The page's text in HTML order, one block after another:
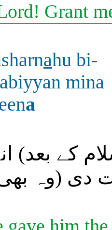
Grant
ahu bi-
mina
a
کے بعد)
دی (وہ